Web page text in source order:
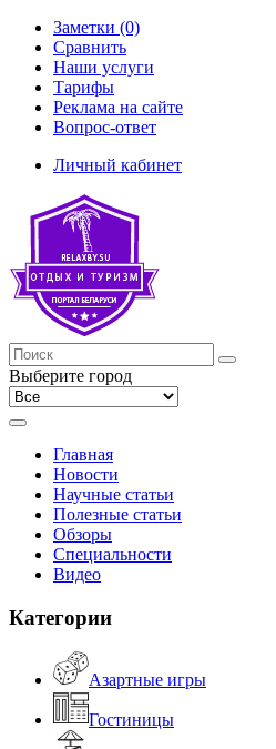
Заметки (0)
Сравнить
Наши услуги
Тарифы
Реклама на сайте
Вопрос-ответ
Личный кабинет
Выберите город
Главная
Новости
Научные статьи
Полезные статьи
Обзоры
Специальности
Видео
Категории
Азартные игры
Гостиницы